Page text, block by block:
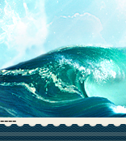
----